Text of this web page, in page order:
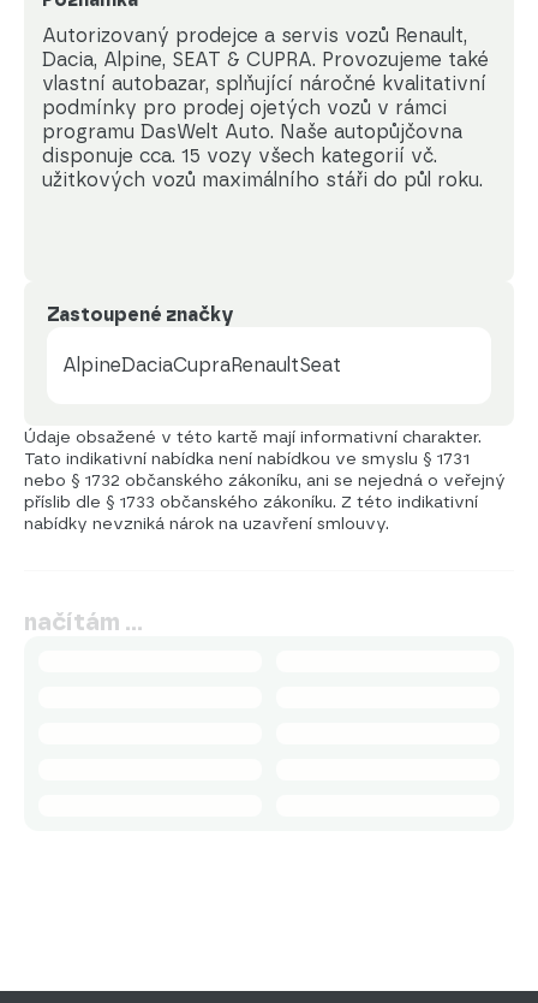
Autorizovaný prodejce a servis vozů Renault,
Dacia, Alpine, SEAT & CUPRA. Provozujeme také
vlastní autobazar, splňující náročné kvalitativní
podmínky pro prodej ojetých vozů v rámci
programu DasWelt Auto. Naše autopůjčovna
disponuje cca. 15 vozy všech kategorií vč.
užitkových vozů maximálního stáři do půl roku.
Zastoupené značky
AlpineDaciaCupraRenaultSeat
Údaje obsažené v této kartě mají informativní charakter.
Tato indikativní nabídka není nabídkou ve smyslu § 1731
nebo § 1732 občanského zákoníku, ani se nejedná o veřejný
příslib dle § 1733 občanského zákoníku. Z této indikativní
nabídky nevzniká nárok na uzavření smlouvy.
načítám …